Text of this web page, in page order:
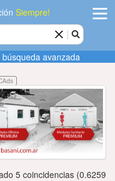
Siempre!
Agregar
empresa
Actualizar
datos
Publicidad
búsqueda avanzada
5 coincidencias (0.6259